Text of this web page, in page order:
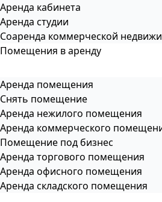
Аренда кабинета
Аренда студии
Соаренда коммерческой
Помещения в аренду
Аренда помещения
Снять помещение
Аренда нежилого помещения
Аренда коммерческого
Помещение под бизнес
Аренда торгового помещения
Аренда офисного помещения
Аренда складского помещения